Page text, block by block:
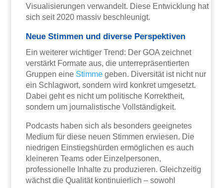
Visualisierungen verwandelt. Diese Entwicklung hat
sich seit 2020 massiv beschleunigt.
Neue Stimmen und diverse Perspektiven
Ein weiterer wichtiger Trend: Der GOA zeichnet
verstärkt Formate aus, die unterrepräsentierten
Gruppen eine Stimme geben. Diversität ist nicht nur
ein Schlagwort, sondern wird konkret umgesetzt.
Dabei geht es nicht um politische Korrektheit,
sondern um journalistische Vollständigkeit.
Podcasts haben sich als besonders geeignetes
Medium für diese neuen Stimmen erwiesen. Die
niedrigen Einstiegshürden ermöglichen es auch
kleineren Teams oder Einzelpersonen,
professionelle Inhalte zu produzieren. Gleichzeitig
wächst die Qualität kontinuierlich – sowohl